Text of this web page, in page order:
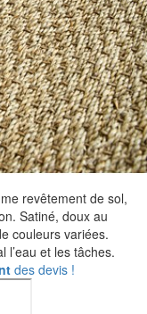
revêtement de sol,
Satiné, doux au
couleurs variées.
l’eau et les tâches.
des devis !